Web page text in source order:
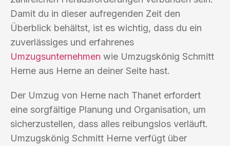
Damit du in dieser aufregenden Zeit den
Überblick behältst, ist es wichtig, dass du ein
zuverlässiges und erfahrenes
Umzugsunternehmen wie Umzugskönig Schmitt
Herne aus Herne an deiner Seite hast.
Der Umzug von Herne nach Thanet erfordert
eine sorgfältige Planung und Organisation, um
sicherzustellen, dass alles reibungslos verläuft.
Umzugskönig Schmitt Herne verfügt über